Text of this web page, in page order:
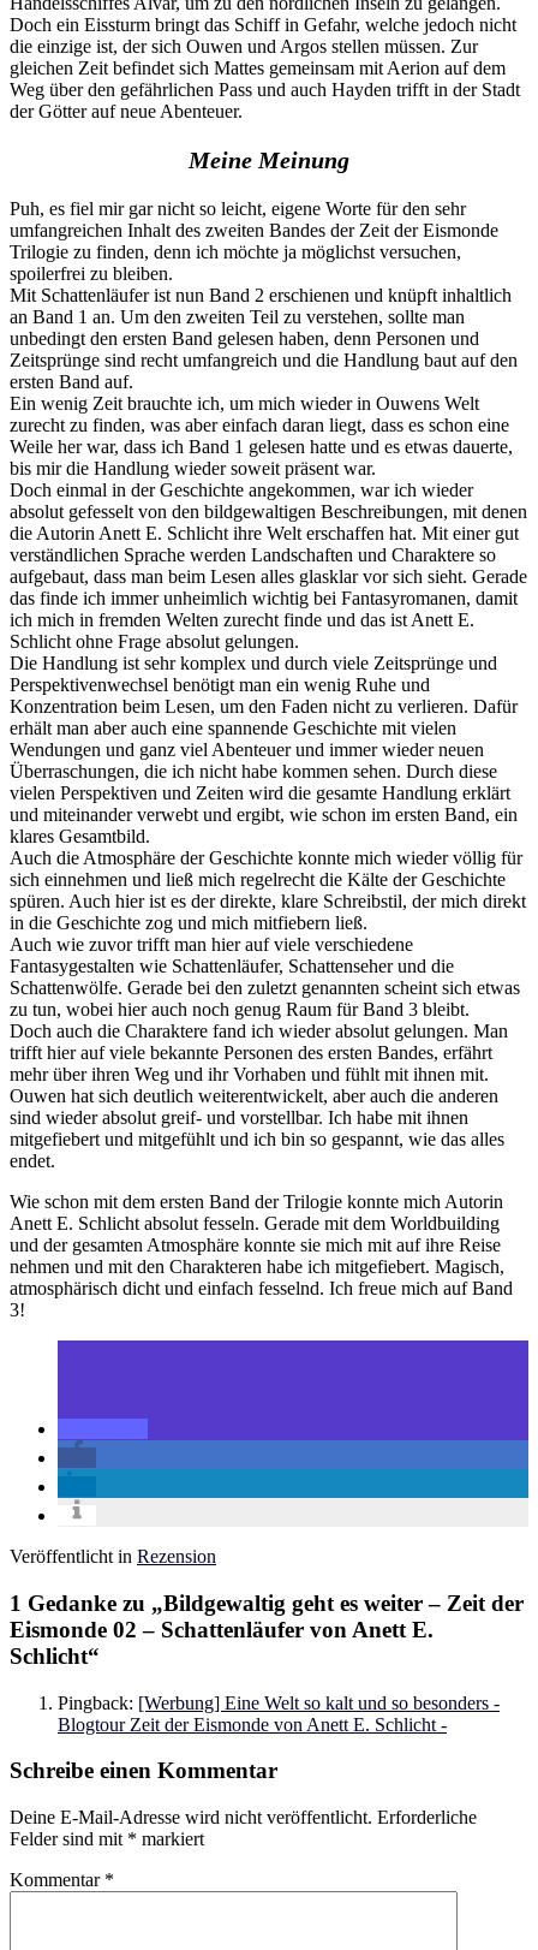
Doch ein Eissturm bringt das Schiff in Gefahr, welche jedoch nicht
die einzige ist, der sich Ouwen und Argos stellen müssen. Zur
gleichen Zeit befindet sich Mattes gemeinsam mit Aerion auf dem
Weg über den gefährlichen Pass und auch Hayden trifft in der Stadt
der Götter auf neue Abenteuer.
Meine Meinung
Puh, es fiel mir gar nicht so leicht, eigene Worte für den sehr
umfangreichen Inhalt des zweiten Bandes der Zeit der Eismonde
Trilogie zu finden, denn ich möchte ja möglichst versuchen,
spoilerfrei zu bleiben.
Mit Schattenläufer ist nun Band 2 erschienen und knüpft inhaltlich
an Band 1 an. Um den zweiten Teil zu verstehen, sollte man
unbedingt den ersten Band gelesen haben, denn Personen und
Zeitsprünge sind recht umfangreich und die Handlung baut auf den
ersten Band auf.
Ein wenig Zeit brauchte ich, um mich wieder in Ouwens Welt
zurecht zu finden, was aber einfach daran liegt, dass es schon eine
Weile her war, dass ich Band 1 gelesen hatte und es etwas dauerte,
bis mir die Handlung wieder soweit präsent war.
Doch einmal in der Geschichte angekommen, war ich wieder
absolut gefesselt von den bildgewaltigen Beschreibungen, mit denen
die Autorin Anett E. Schlicht ihre Welt erschaffen hat. Mit einer gut
verständlichen Sprache werden Landschaften und Charaktere so
aufgebaut, dass man beim Lesen alles glasklar vor sich sieht. Gerade
das finde ich immer unheimlich wichtig bei Fantasyromanen, damit
ich mich in fremden Welten zurecht finde und das ist Anett E.
Schlicht ohne Frage absolut gelungen.
Die Handlung ist sehr komplex und durch viele Zeitsprünge und
Perspektivenwechsel benötigt man ein wenig Ruhe und
Konzentration beim Lesen, um den Faden nicht zu verlieren. Dafür
erhält man aber auch eine spannende Geschichte mit vielen
Wendungen und ganz viel Abenteuer und immer wieder neuen
Überraschungen, die ich nicht habe kommen sehen. Durch diese
vielen Perspektiven und Zeiten wird die gesamte Handlung erklärt
und miteinander verwebt und ergibt, wie schon im ersten Band, ein
klares Gesamtbild.
Auch die Atmosphäre der Geschichte konnte mich wieder völlig für
sich einnehmen und ließ mich regelrecht die Kälte der Geschichte
spüren. Auch hier ist es der direkte, klare Schreibstil, der mich direkt
in die Geschichte zog und mich mitfiebern ließ.
Auch wie zuvor trifft man hier auf viele verschiedene
Fantasygestalten wie Schattenläufer, Schattenseher und die
Schattenwölfe. Gerade bei den zuletzt genannten scheint sich etwas
zu tun, wobei hier auch noch genug Raum für Band 3 bleibt.
Doch auch die Charaktere fand ich wieder absolut gelungen. Man
trifft hier auf viele bekannte Personen des ersten Bandes, erfährt
mehr über ihren Weg und ihr Vorhaben und fühlt mit ihnen mit.
Ouwen hat sich deutlich weiterentwickelt, aber auch die anderen
sind wieder absolut greif- und vorstellbar. Ich habe mit ihnen
mitgefiebert und mitgefühlt und ich bin so gespannt, wie das alles
endet.
Wie schon mit dem ersten Band der Trilogie konnte mich Autorin
Anett E. Schlicht absolut fesseln. Gerade mit dem Worldbuilding
und der gesamten Atmosphäre konnte sie mich mit auf ihre Reise
nehmen und mit den Charakteren habe ich mitgefiebert. Magisch,
atmosphärisch dicht und einfach fesselnd. Ich freue mich auf Band
3!
Veröffentlicht in Rezension
1 Gedanke zu „Bildgewaltig geht es weiter – Zeit der
Eismonde 02 – Schattenläufer von Anett E.
Schlicht“
Pingback: [Werbung] Eine Welt so kalt und so besonders -
Blogtour Zeit der Eismonde von Anett E. Schlicht -
Schreibe einen Kommentar
Deine E-Mail-Adresse wird nicht veröffentlicht. Erforderliche
Felder sind mit * markiert
Kommentar *